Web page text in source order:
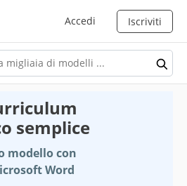
Accedi Iscriviti
semplice
modello con
Word